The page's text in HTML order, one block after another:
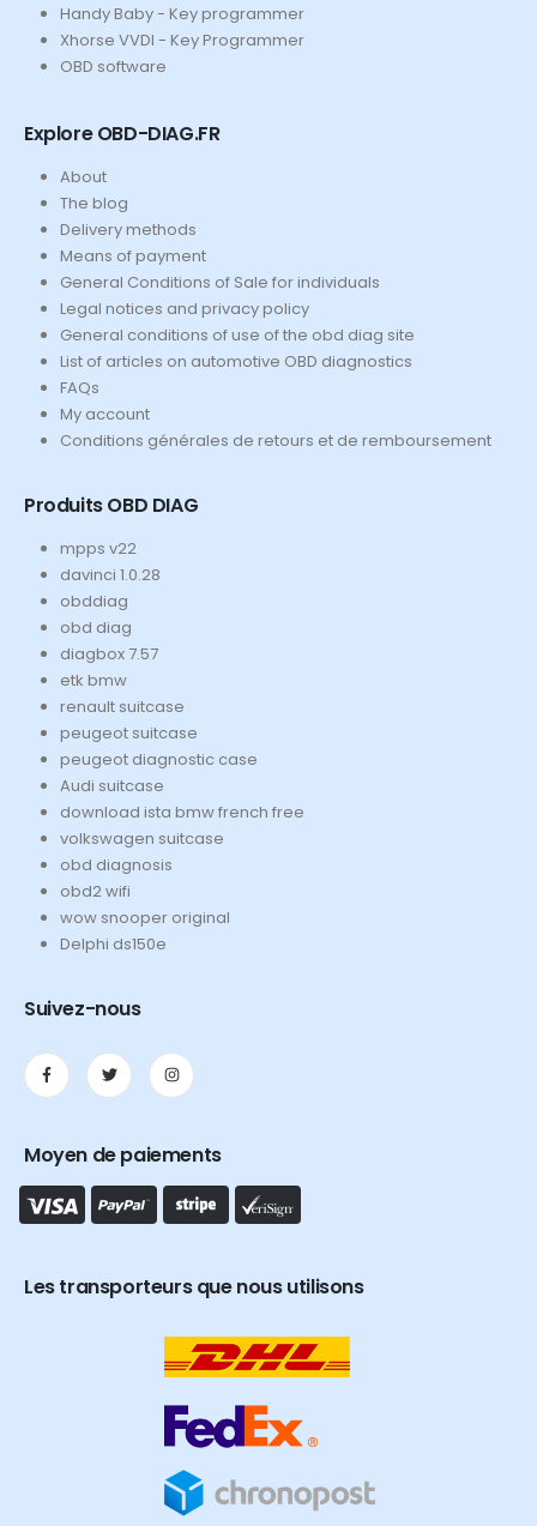
Handy Baby - Key programmer
Xhorse VVDI - Key Programmer
OBD software
Explore OBD-DIAG.FR
About
The blog
Delivery methods
Means of payment
General Conditions of Sale for individuals
Legal notices and privacy policy
General conditions of use of the obd diag site
List of articles on automotive OBD diagnostics
FAQs
My account
Conditions générales de retours et de remboursement
Produits OBD DIAG
mpps v22
davinci 1.0.28
obddiag
obd diag
diagbox 7.57
etk bmw
renault suitcase
peugeot suitcase
peugeot diagnostic case
Audi suitcase
download ista bmw french free
volkswagen suitcase
obd diagnosis
obd2 wifi
wow snooper original
Delphi ds150e
Suivez-nous
Moyen de paiements
Les transporteurs que nous utilisons